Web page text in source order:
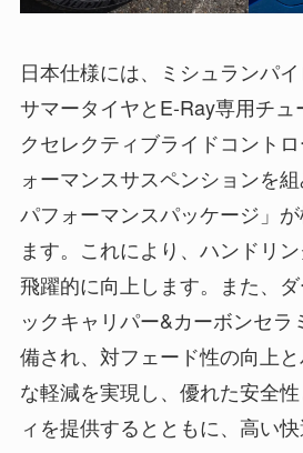
日本仕様には、ミシュランパ
サマータイヤとE-Ray専用チュ
クセレクティブライドコント
ォーマンスサスペンションを
パフォーマンスパッケージ」
ます。これにより、ハンドリ
飛躍的に向上します。また、
ックキャリパー&カーボンセラ
備され、対フェード性の向上
な軽減を実現し、優れた安全
ィを提供するとともに、高い